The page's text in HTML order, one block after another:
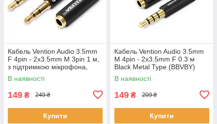
Кабель Vention Audio 3.5mm
F 4pin - 2x3.5mm M 3pin 1 м,
з підтримкою мікрофона,
стерео (BBTBF)
В наявності
149 ₴ 249 ₴
Купити
Кабель Vention Audio 3.5mm
M 4pin - 2x3.5mm F 0.3 м
Black Metal Type (BBVBY)
В наявності
149 ₴ 209 ₴
Купити